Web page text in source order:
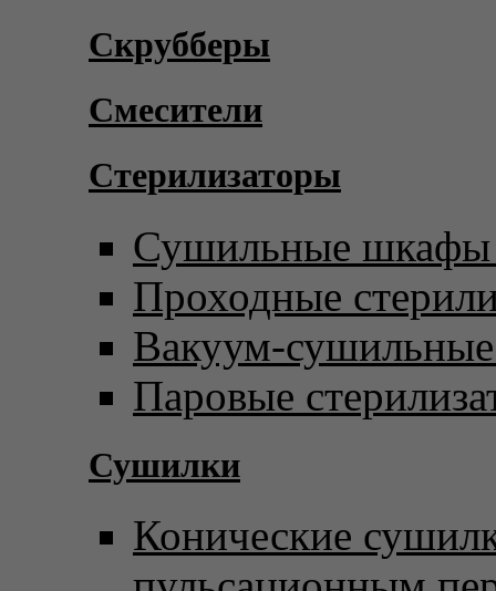
Скрубберы
Смесители
Стерилизаторы
Сушильные шкафы
Проходные
Вакуум-
Паровые
Сушилки
Конические